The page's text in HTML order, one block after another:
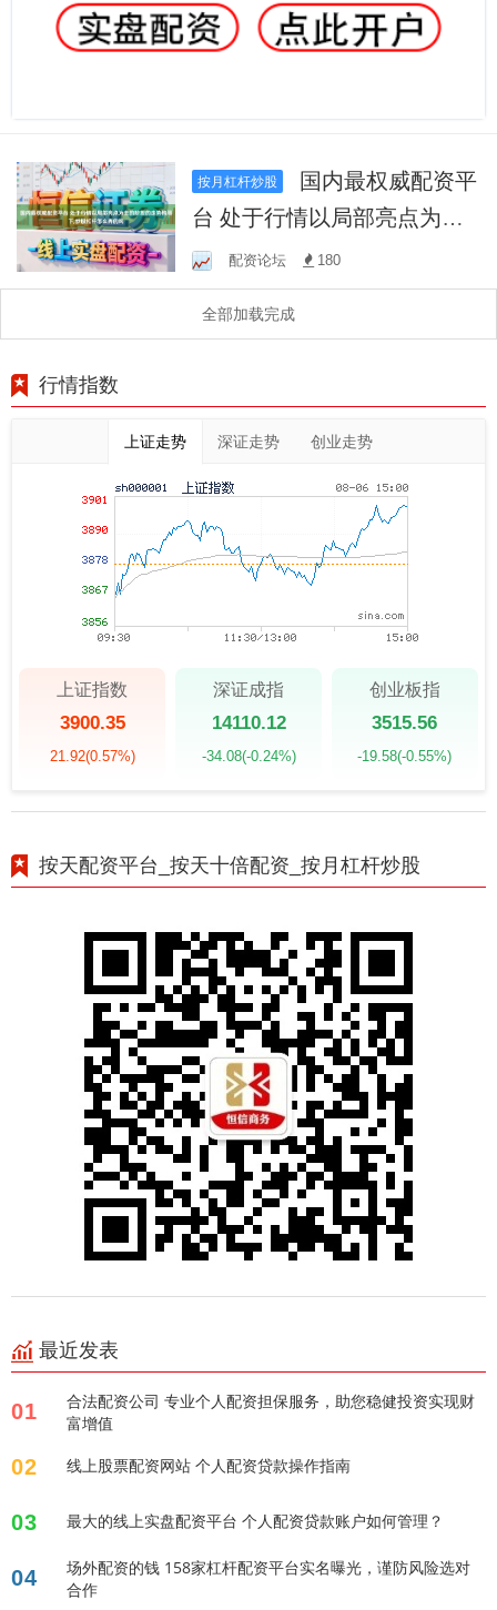
按月杠杆炒股
台 处于行情以局部亮点为主
的阶段的走势格局下,炒股杠
杆怎么弄的风
配资论坛 180
全部加载完成
行情指数
上证走势 深证走势 创业走势
上证指数
3900.35
21.92(0.57%)
深证成指
14110.12
-34.08(-0.24%)
创业板指
3515.56
-19.58(-0.55%)
按天配资平台_按天十倍配资_按月杠杆炒股
最近发表
01
合法配资公司 专业个人配资担保服务，助您稳健投资实现财
富增值
02 线上股票配资网站 个人配资贷款操作指南
03 最大的线上实盘配资平台 个人配资贷款账户如何管理？
04
场外配资的钱 158家杠杆配资平台实名曝光，谨防风险选对
合作